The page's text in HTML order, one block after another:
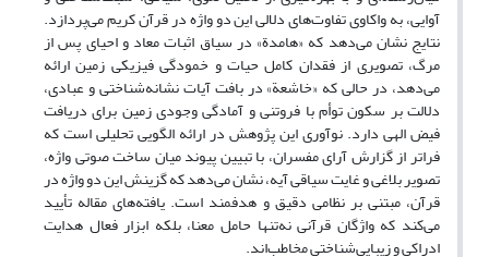
آوایی، به واکاوی تفاوت‌های دلالی این دو واژه در قرآن کریم می‌پردازد.
نتایج نشان می‌دهد که «هامدة» در سیاق اثبات معاد و احیای پس از
مرگ، تصویری از فقدان کامل حیات و خمودگی فیزیکی زمین ارائه
می‌دهد، در حالی که «خاشعة» در بافت آیات نشانه‌شناختی و عبادی،
دلالت بر سکون توأم با فروتنی و آمادگی وجودی زمین برای دریافت
فیض الهی دارد. نوآوری این پژوهش در ارائه الگویی تحلیلی است که
فراتر از گزارش آرای مفسران، با تبیین پیوند میان ساخت صوتی واژه،
تصویر بلاغی و غایت سیاقی آیه، نشان می‌دهد که گزینش این دو واژه در
قرآن، مبتنی بر نظامی دقیق و هدفمند است. یافته‌های مقاله تأیید
می‌کند که واژگان قرآنی نه‌تنها حامل معنا، بلکه ابزار فعال هدایت
ادراکی و زیبایی‌شناختی مخاطب‌اند.